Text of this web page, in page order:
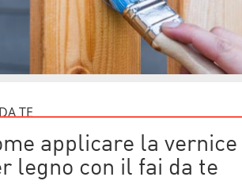
TE
applicare la vernice
legno con il fai da te